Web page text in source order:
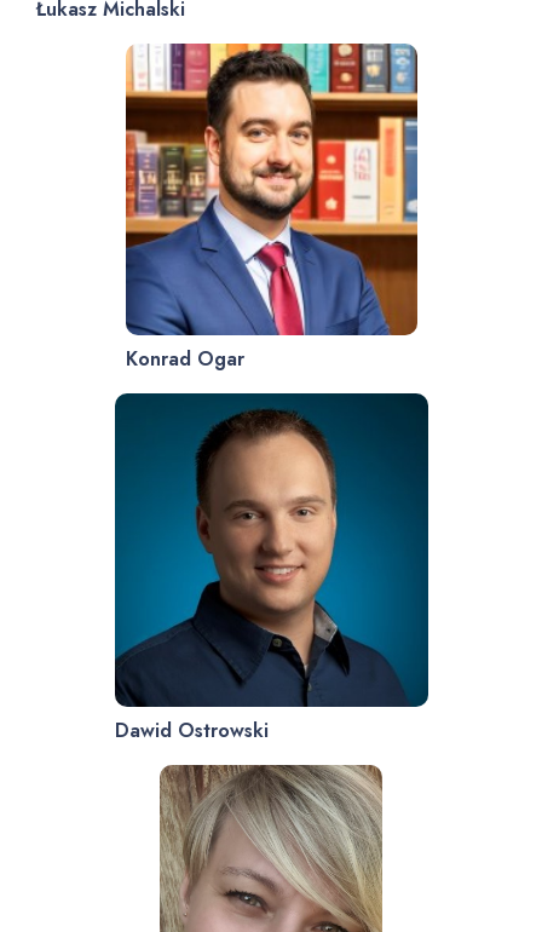
Łukasz Michalski
Konrad Ogar
Dawid Ostrowski